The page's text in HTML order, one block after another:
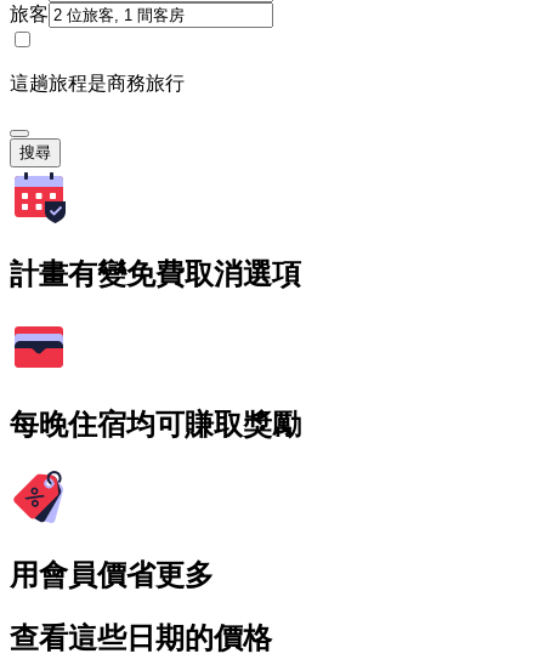
旅客
這趟旅程是商務旅行
搜尋
計畫有變免費取消選項
每晚住宿均可賺取獎勵
用會員價省更多
查看這些日期的價格